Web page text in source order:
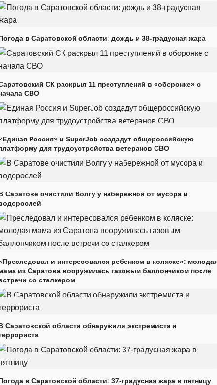
в Саратовской области: дождь и 38-градусная жара
СК раскрыл 11 преступлений в «оборонке» с
СВО
Россия» и SuperJob создадут общероссийскую
для трудоустройства ветеранов СВО
Саратове очистили Волгу у набережной от мусора и
и интересовался ребенком в коляске»:
из Саратова вооружилась газовым баллончиком после
со сталкером
Саратовской области обнаружили экстремиста и
в Саратовской области: 37-градусная жара в пятницу